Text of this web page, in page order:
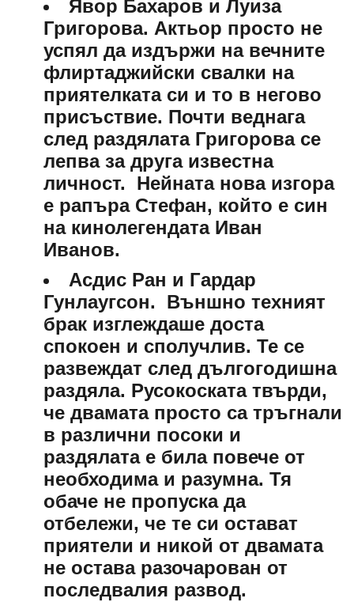
Явор Бахаров и Луиза
Григорова. Актьор просто не
успял да издържи на вечните
флиртаджийски свалки на
приятелката си и то в негово
присъствие. Почти веднага
след раздялата Григорова се
лепва за друга известна
личност. Нейната нова изгора
е рапъра Стефан, който е син
на кинолегендата Иван
Иванов.
Асдис Ран и Гардар
Гунлаугсон. Външно техният
брак изглеждаше доста
спокоен и сполучлив. Те се
развеждат след дългогодишна
раздяла. Русокоската твърди,
че двамата просто са тръгнали
в различни посоки и
раздялата е била повече от
необходима и разумна. Тя
обаче не пропуска да
отбележи, че те си остават
приятели и никой от двамата
не остава разочарован от
последвалия развод.